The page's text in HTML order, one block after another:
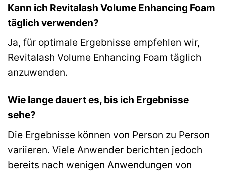
Kann ich Revitalash Volume Enhancing Foam
täglich verwenden?
Ja, für optimale Ergebnisse empfehlen wir,
Revitalash Volume Enhancing Foam täglich
anzuwenden.
Wie lange dauert es, bis ich Ergebnisse
sehe?
Die Ergebnisse können von Person zu Person
variieren. Viele Anwender berichten jedoch
bereits nach wenigen Anwendungen von